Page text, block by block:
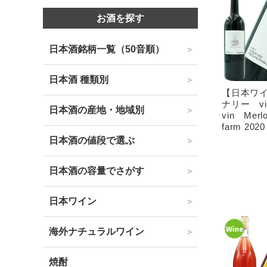
【日本ワ
ナリー
vin
farm
お酒を探す
日本酒銘柄一覧（50音順）
日本酒 種類別
日本酒の産地・地域別
日本酒の値段で選ぶ
日本酒の容量でさがす
日本ワイン
海外ナチュラルワイン
焼酎